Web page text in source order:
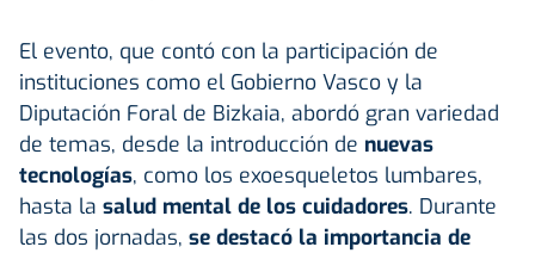
El evento, que contó con la participación de
instituciones como el Gobierno Vasco y la
Diputación Foral de Bizkaia, abordó gran variedad
de temas, desde la introducción de nuevas
tecnologías, como los exoesqueletos lumbares,
hasta la salud mental de los cuidadores. Durante
las dos jornadas, se destacó la importancia de